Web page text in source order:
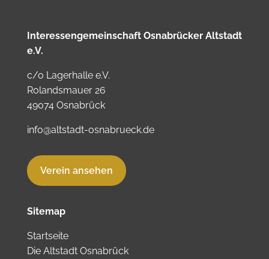
Interessengemeinschaft Osnabrücker Altstadt
e.V.
c/o Lagerhalle e.V.
Rolandsmauer 26
49074 Osnabrück
info@altstadt-osnabrueck.de
Verein ansehen
Sitemap
Startseite
Die Altstadt Osnabrück